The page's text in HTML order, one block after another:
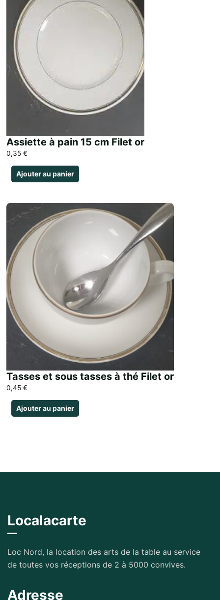
Assiette à pain 15 cm Filet or
0,35 €
Ajouter au panier
Tasses et sous tasses à thé Filet or
0,45 €
Ajouter au panier
Localacarte
Loc Nord, la location des arts de la table au service
de toutes vos réceptions de 2 à 5000 convives.
Adresse